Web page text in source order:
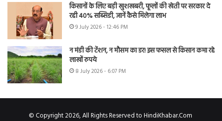
किसानों के लिए बड़ी खुशखबरी, फूलों की खेती पर सरकार दे
रही 40% सब्सिडी, जानें कैसे मिलेगा लाभ
9 July 2026 - 12:46 PM
न मंडी की टेंशन, न मौसम का डर! इस फसल से किसान कमा रहे
लाखों रुपये
8 July 2026 - 6:07 PM
© Copyright 2026, All Rights Reserved to HindiKhabar.Com